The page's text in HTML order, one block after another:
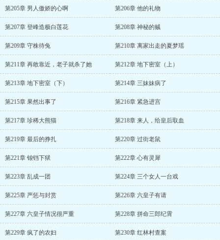
第205章 男人傲娇的心啊 第206章 他的礼物
第207章 登峰造极白莲花 第208章 神秘的贼
第209章 守株待兔 第210章 离家出走的夏梦瑶
第211章 再敢靠近，老子就杀了她 第212章 地下密室（上）
第213章 地下密室（下） 第214章 三妹妹病了
第215章 果然出事了 第216章 紧急进宫
第217章 珍稀大熊猫 第218章 来人，给皇后取血
第219章 最后的挣扎 第220章 过街老鼠
第221章 锒铛下狱 第222章 心有灵犀
第223章 乱成一团 第224章 三个女人一台戏
第225章 严惩与封赏 第226章 六皇子有请
第227章 六皇子情况很严重 第228章 拼命三郎纪霄
第229章 疯了的农妇 第230章 红林村查案